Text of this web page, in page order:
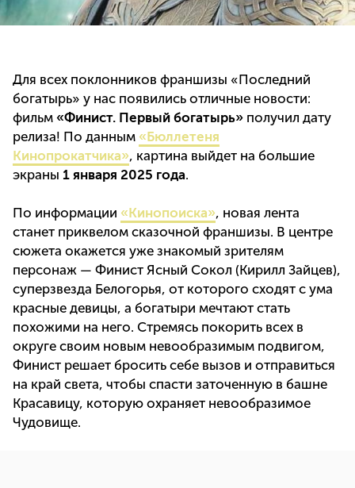
Для всех поклонников франшизы «Последний
богатырь» у нас появились отличные новости:
фильм «Финист. Первый богатырь» получил дату
релиза! По данным «Бюллетеня
Кинопрокатчика», картина выйдет на большие
экраны 1 января 2025 года.
По информации «Кинопоиска», новая лента
станет приквелом сказочной франшизы. В центре
сюжета окажется уже знакомый зрителям
персонаж — Финист Ясный Сокол (Кирилл Зайцев),
суперзвезда Белогорья, от которого сходят с ума
красные девицы, а богатыри мечтают стать
похожими на него. Стремясь покорить всех в
округе своим новым невообразимым подвигом,
Финист решает бросить себе вызов и отправиться
на край света, чтобы спасти заточенную в башне
Красавицу, которую охраняет невообразимое
Чудовище.